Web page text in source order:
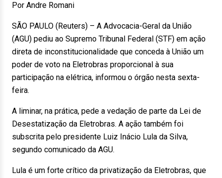
Por Andre Romani
SÃO PAULO (Reuters) – A Advocacia-Geral da União
(AGU) pediu ao Supremo Tribunal Federal (STF) em ação
direta de inconstitucionalidade que conceda à União um
poder de voto na Eletrobras proporcional à sua
participação na elétrica, informou o órgão nesta sexta-
feira.
A liminar, na prática, pede a vedação de parte da Lei de
Desestatização da Eletrobras. A ação também foi
subscrita pelo presidente Luiz Inácio Lula da Silva,
segundo comunicado da AGU.
Lula é um forte crítico da privatização da Eletrobras, que